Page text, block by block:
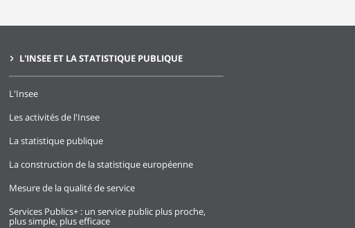
L'INSEE ET LA STATISTIQUE PUBLIQUE
L'Insee
Les activités de l'Insee
La statistique publique
La construction de la statistique européenne
Mesure de la qualité de service
Services Publics+ : un service public plus proche,
plus simple, plus efficace